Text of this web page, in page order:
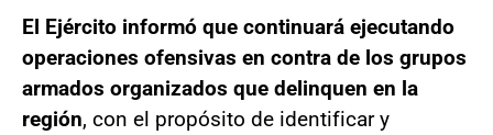
El Ejército informó que continuará ejecutando
operaciones ofensivas en contra de los grupos
armados organizados que delinquen en la
región, con el propósito de identificar y